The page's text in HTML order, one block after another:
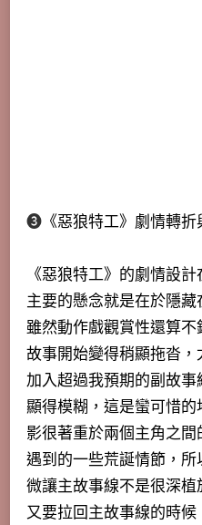
➌ 《惡狼特工》劇情轉折
《惡狼特工》的劇情設
主要的懸念就是在於隱藏
雖然動作戲觀賞性還算不
故事開始變得稍顯拖沓
加入超過我預期的副故
顯得模糊，這是蠻可惜
影很著重於兩個主角之
遇到的一些荒誕情節，
微讓主故事線不是很深
又要拉回主故事線的時